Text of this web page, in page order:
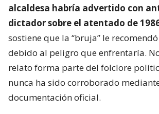
alcaldesa habría advertido con
dictador sobre el atentado de
sostiene que la “bruja” le
debido al peligro que enfrentaría.
relato forma parte del folclore
nunca ha sido corroborado
documentación oficial.